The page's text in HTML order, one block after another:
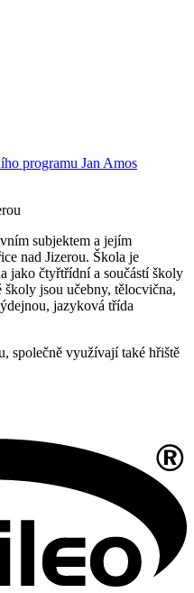
programu Jan Amos
subjektem a jejím
nad Jizerou. Škola je
jako čtyřtřídní a součástí školy
jsou učebny, tělocvična,
jazyková třída
společně využívají také hřiště